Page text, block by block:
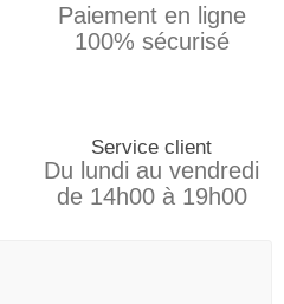
Paiement en ligne
100% sécurisé
Service client
Du lundi au vendredi
de 14h00 à 19h00